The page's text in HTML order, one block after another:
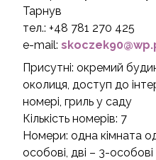
Taрнув
тел.: +48 781 270 425
e-mail:
Присутні: окремий
околиця, доступ до
номері, гриль у саду
Кількість номерів: 7
Номери: одна кімната
особові, дві – 3-особові